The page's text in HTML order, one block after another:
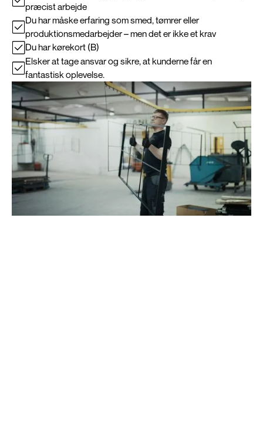
præcist arbejde
Du har måske erfaring som smed, tømrer eller
produktionsmedarbejder – men det er ikke et krav
Du har kørekort (B)
Elsker at tage ansvar og sikre, at kunderne får en
fantastisk oplevelse.